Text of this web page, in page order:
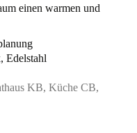
einen warmen und
Edelstahl
KB, Küche CB,